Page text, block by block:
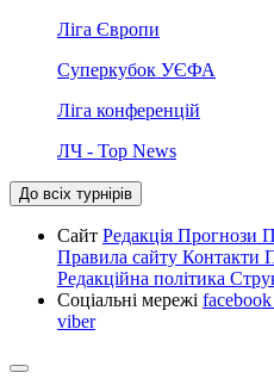
Ліга Європи
Суперкубок УЄФА
Ліга конференцій
ЛЧ - Top News
До всіх турнірів
Сайт Редакція Прогнози
Правила сайту Контакти
Редакційна політика
Соціальні мережі facebook
viber